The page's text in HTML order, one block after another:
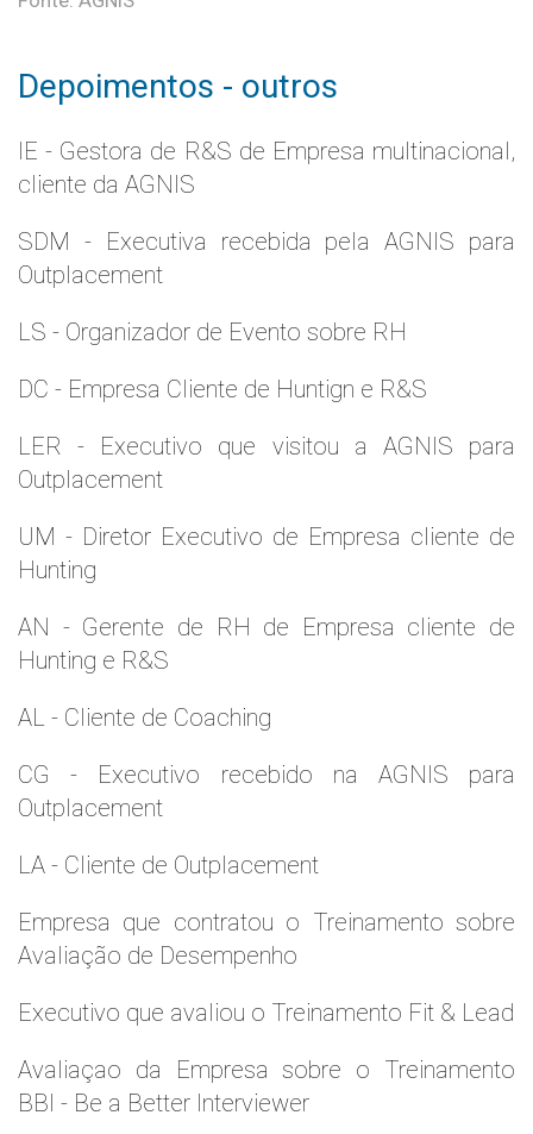
Depoimentos - outros
IE - Gestora de R&S de Empresa multinacional,
cliente da AGNIS
SDM - Executiva recebida pela AGNIS para
Outplacement
LS - Organizador de Evento sobre RH
DC - Empresa Cliente de Huntign e R&S
LER - Executivo que visitou a AGNIS para
Outplacement
UM - Diretor Executivo de Empresa cliente de
Hunting
AN - Gerente de RH de Empresa cliente de
Hunting e R&S
AL - Cliente de Coaching
CG - Executivo recebido na AGNIS para
Outplacement
LA - Cliente de Outplacement
Empresa que contratou o Treinamento sobre
Avaliação de Desempenho
Executivo que avaliou o Treinamento Fit & Lead
Avaliaçao da Empresa sobre o Treinamento
BBI - Be a Better Interviewer